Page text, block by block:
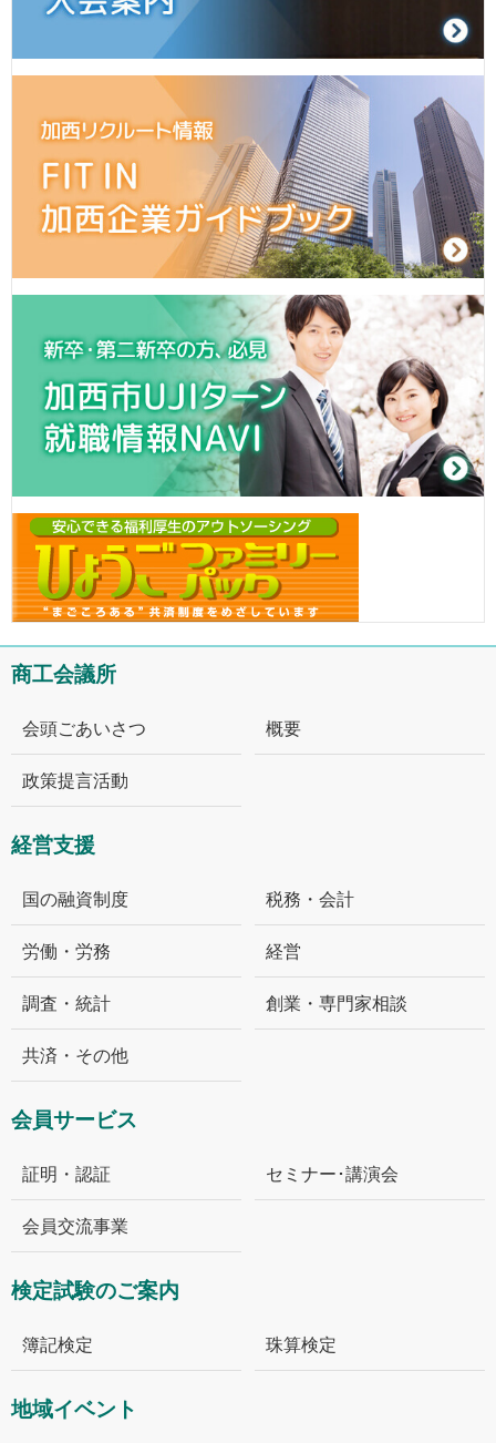
商工会議所
会頭ごあいさつ 概要
政策提言活動
経営支援
国の融資制度 税務・会計
労働・労務 経営
調査・統計 創業・専門家相談
共済・その他
会員サービス
証明・認証 セミナー･講演会
会員交流事業
検定試験のご案内
簿記検定 珠算検定
地域イベント